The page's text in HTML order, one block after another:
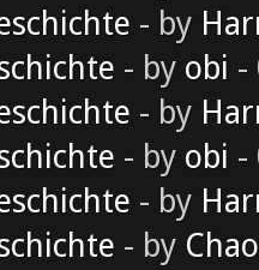
- by
- by obi -
- by
- by obi -
- by
- by